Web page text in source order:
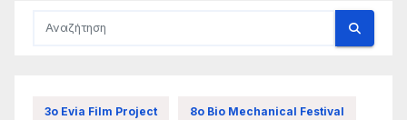
3ο Evia Film Project 8ο Bio Mechanical Festival